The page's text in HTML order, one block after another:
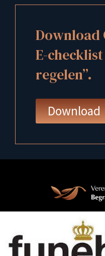
Download
E-
regelen”.
Download